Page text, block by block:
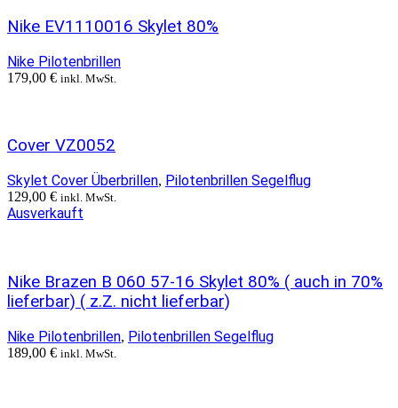
Nike EV1110016 Skylet 80%
Nike Pilotenbrillen
179,00 € inkl. MwSt.
Cover VZ0052
Skylet Cover Überbrillen, Pilotenbrillen Segelflug
129,00 € inkl. MwSt.
Ausverkauft
Nike Brazen B 060 57-16 Skylet 80% ( auch in 70%
lieferbar) ( z.Z. nicht lieferbar)
Nike Pilotenbrillen, Pilotenbrillen Segelflug
189,00 € inkl. MwSt.